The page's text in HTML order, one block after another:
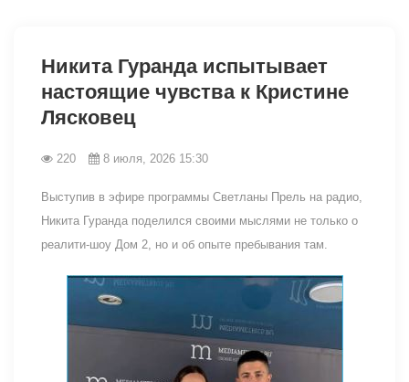
Никита Гуранда испытывает
настоящие чувства к Кристине
Лясковец
220 8 июля, 2026 15:30
Выступив в эфире программы Светланы Прель на радио,
Никита Гуранда поделился своими мыслями не только о
реалити-шоу Дом 2, но и об опыте пребывания там.